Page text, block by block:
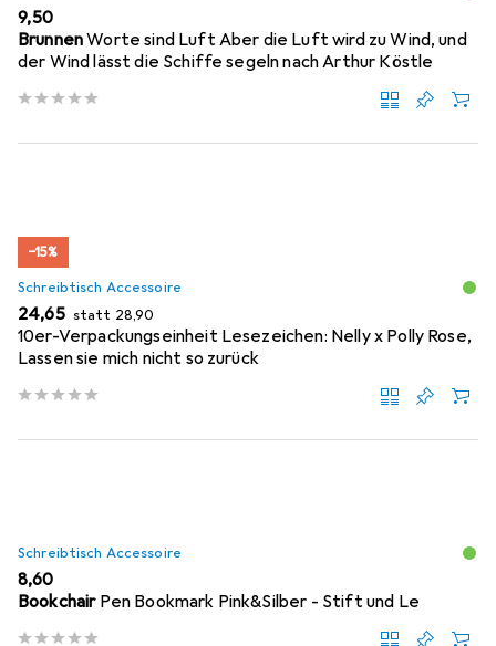
EUR
9,50
BrunnenWorte sind Luft Aber die Luft wird zu Wind, und
der Wind lässt die Schiffe segeln nach Arthur Köstle
−15%
Schreibtisch Accessoire
EUR
24,65 statt EUR
28,90
10er-Verpackungseinheit Lesezeichen: Nelly x Polly Rose,
Lassen sie mich nicht so zurück
Schreibtisch Accessoire
EUR
8,60
Bookchair Pen Bookmark Pink&Silber - Stift und Le